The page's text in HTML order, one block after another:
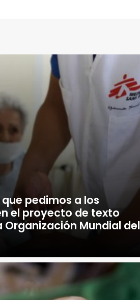
pedimos a los
el proyecto de texto
Organización Mundial del